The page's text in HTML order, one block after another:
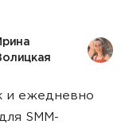
и ежедневно
SMM-